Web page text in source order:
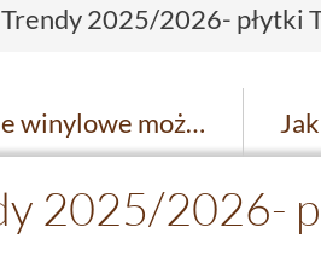
Trendy 2025/2026- płytki
Czy panele winylowe można układać w jodełkę? Trend, który skradł serca projektantów
2025/2026-